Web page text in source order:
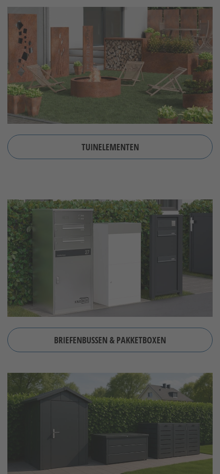
TUINELEMENTEN
BRIEFENBUSSEN & PAKKETBOXEN